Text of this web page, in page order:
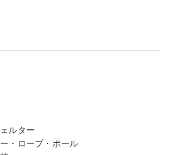
ルター
・ロープ・ポール